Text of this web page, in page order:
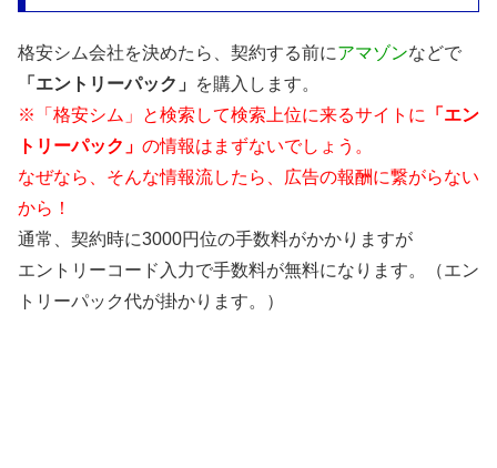
格安シム会社を決めたら、契約する前にアマゾンなどで
「エントリーパック」
を購入します。
※「格安シム」と検索して検索上位に来るサイトに
「エン
トリーパック」 の情報はまずないでしょう。
なぜなら、そんな情報流したら、広告の報酬に繋がらない
から！
通常、契約時に3000円位の手数料がかかりますが
エントリーコード入力で手数料が無料になります。（エン
トリーパック代が掛かります。）